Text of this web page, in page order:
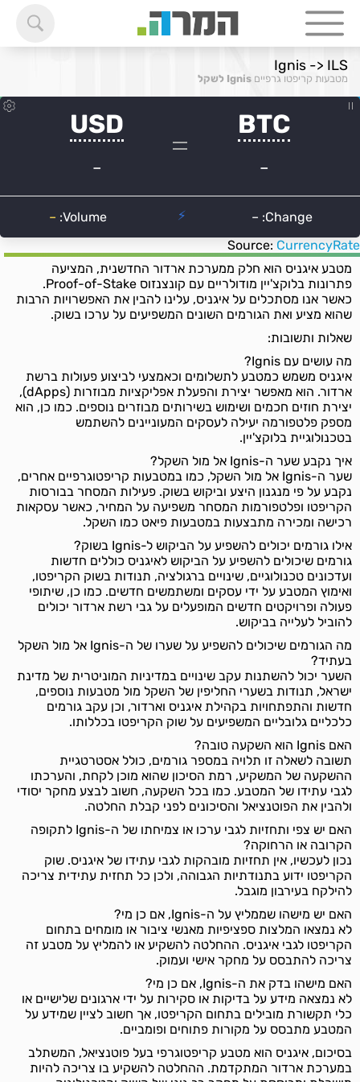
Ignis -> ILS
מטבעות קריפטו גרפיים Ignis לשקל
Source: CurrencyRate
מטבע איגניס הוא חלק ממערכת ארדור החדשנית, המציעה
פתרונות בלוקצ'יין מודולריים עם קונצנזוס Proof-of-Stake.
כאשר אנו מסתכלים על איגניס, עלינו להבין את האפשרויות הרבות
שהוא מציע ואת הגורמים השונים המשפיעים על ערכו בשוק.
שאלות ותשובות:
מה עושים עם Ignis?
איגניס משמש כמטבע לתשלומים וכאמצעי לביצוע פעולות ברשת
ארדור. הוא מאפשר יצירת והפעלת אפליקציות מבוזרות (dApps),
יצירת חוזים חכמים ושימוש בשירותים מבוזרים נוספים. כמו כן, הוא
מספק פלטפורמה יעילה לעסקים המעוניינים להשתמש
בטכנולוגיית בלוקצ'יין.
איך נקבע שער ה-Ignis אל מול השקל?
שער ה-Ignis אל מול השקל, כמו במטבעות קריפטוגרפיים אחרים,
נקבע על פי מנגנון היצע וביקוש בשוק. פעילות המסחר בבורסות
הקריפטו ופלטפורמות המסחר משפיעה על המחיר, כאשר עסקאות
רכישה ומכירה מתבצעות במטבעות פיאט כמו השקל.
אילו גורמים יכולים להשפיע על הביקוש ל-Ignis בשוק?
גורמים שיכולים להשפיע על הביקוש לאיגניס כוללים חדשות
ועדכונים טכנולוגיים, שינויים ברגולציה, תנודות בשוק הקריפטו,
ואימוץ המטבע על ידי עסקים ומשתמשים חדשים. כמו כן, שיתופי
פעולה ופרויקטים חדשים המופעלים על גבי רשת ארדור יכולים
להוביל לעלייה בביקוש.
מה הגורמים שיכולים להשפיע על שערו של ה-Ignis אל מול השקל
בעתיד?
השער יכול להשתנות עקב שינויים במדיניות המוניטרית של מדינת
ישראל, תנודות בשערי החליפין של השקל מול מטבעות נוספים,
חדשות והתפתחויות בקהילת איגניס וארדור, וכן עקב גורמים
כלכליים גלובליים המשפיעים על שוק הקריפטו בכללותו.
האם Ignis הוא השקעה טובה?
תשובה לשאלה זו תלויה במספר גורמים, כולל אסטרטגיית
ההשקעה של המשקיע, רמת הסיכון שהוא מוכן לקחת, והערכתו
לגבי עתידו של המטבע. כמו בכל השקעה, חשוב לבצע מחקר יסודי
ולהבין את הפוטנציאל והסיכונים לפני קבלת החלטה.
האם יש צפי ותחזיות לגבי ערכו או צמיחתו של ה-Ignis לתקופה
הקרובה או הרחוקה?
נכון לעכשיו, אין תחזיות מובהקות לגבי עתידו של איגניס. שוק
הקריפטו ידוע בתנודתיות הגבוהה, ולכן כל תחזית עתידית צריכה
להילקח בעירבון מוגבל.
האם יש מישהו שממליץ על ה-Ignis, אם כן מי?
לא נמצאו המלצות ספציפיות מאנשי ציבור או מומחים בתחום
הקריפטו לגבי איגניס. ההחלטה להשקיע או להמליץ על מטבע זה
צריכה להתבסס על מחקר אישי ועמוק.
האם מישהו בדק את ה-Ignis, אם כן מי?
לא נמצאה מידע על בדיקות או סקירות על ידי ארגונים שלישיים או
כלי תקשורת מובילים בתחום הקריפטו, אך חשוב לציין שמידע על
המטבע מתבסס על מקורות פתוחים ופומביים.
בסיכום, איגניס הוא מטבע קריפטוגרפי בעל פוטנציאל, המשתלב
במערכת ארדור המתקדמת. ההחלטה להשקיע בו צריכה להיות